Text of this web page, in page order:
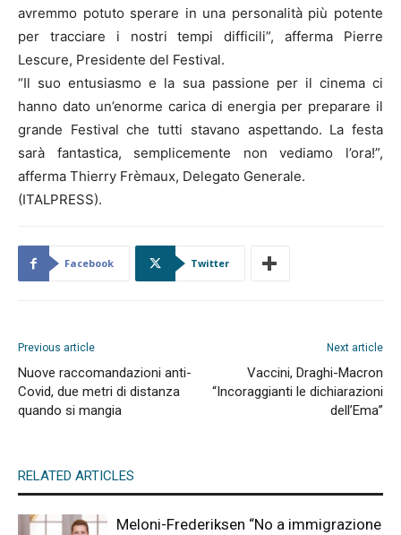
avremmo potuto sperare in una personalità più potente
per tracciare i nostri tempi difficili”, afferma Pierre
Lescure, Presidente del Festival.
“Il suo entusiasmo e la sua passione per il cinema ci
hanno dato un’enorme carica di energia per preparare il
grande Festival che tutti stavano aspettando. La festa
sarà fantastica, semplicemente non vediamo l’ora!”,
afferma Thierry Frèmaux, Delegato Generale.
(ITALPRESS).
Facebook Twitter
Previous article
Nuove raccomandazioni anti-
Covid, due metri di distanza
quando si mangia
Next article
Vaccini, Draghi-Macron
“Incoraggianti le dichiarazioni
dell’Ema”
RELATED ARTICLES
Meloni-Frederiksen “No a immigrazione